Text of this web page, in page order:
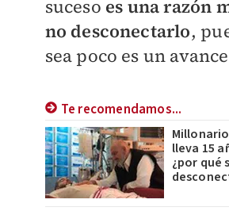
suceso es una razón
no desconectarlo,
sea poco es un
Te recomendamos...
lleva 15
¿por qué